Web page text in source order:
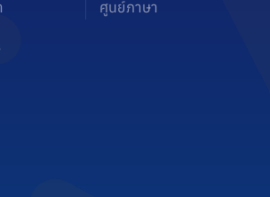
ศูนย์ภาษา